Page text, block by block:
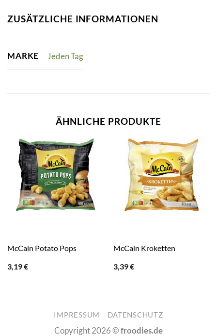
ZUSÄTZLICHE INFORMATIONEN
MARKE Jeden Tag
ÄHNLICHE PRODUKTE
McCain Potato Pops
3,19€
McCain Kroketten
3,39€
IMPRESSUM DATENSCHUTZ
Copyright 2026 ©froodies.de